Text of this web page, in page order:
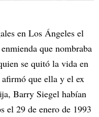
en Los Ángeles el
que nombraba
se quitó la vida en
que ella y el ex
Barry Siegel habían
el 29 de enero de 1993